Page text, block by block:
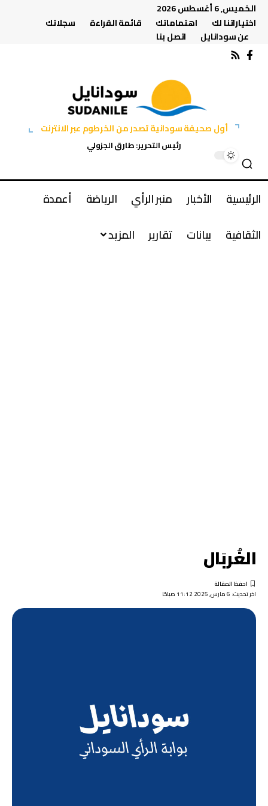
الخميس, 6 أغسطس 2026
اختياراتنا لك
اهتماماتك قائمة القراءة
سجلاتك
عن سودانايل
اتصل بنا
أول صحيفة سودانية تصدر من الخرطوم عبر الانترنت
رئيس التحرير: طارق الجزولي
الرئيسية الأخبار منبر الرأي الرياضة
أعمدة
الثقافية
بيانات تقارير المزيد
الغُربَال
اخر تحديث: 6 مارس, 2025 11:12 صباحًا